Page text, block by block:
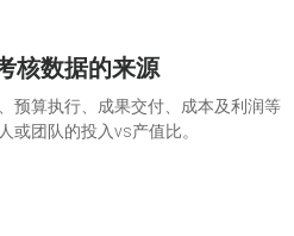
核数据的来源
预算执行、成果交付、成本及利润等
或团队的投入vs产值比。